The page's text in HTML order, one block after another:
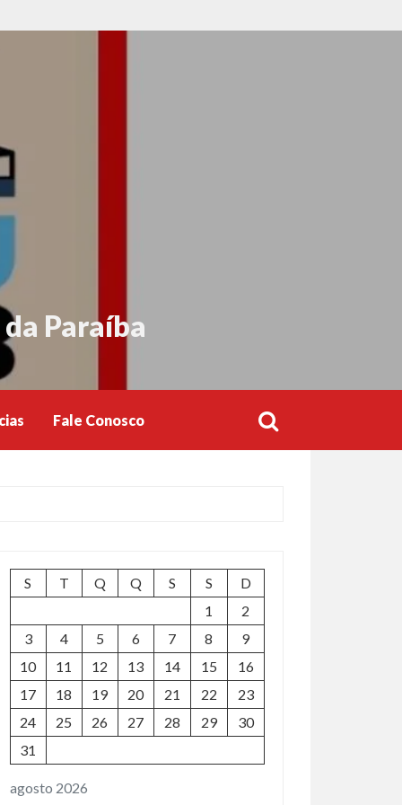
Paraíba
Fale Conosco
agosto 2026
S T Q Q S S
D
1
2
3
4 5 6 7 8
9
10
11 12 13 14 15
16
17
18 19 20 21 22
23
24
25 26 27 28 29
30
31